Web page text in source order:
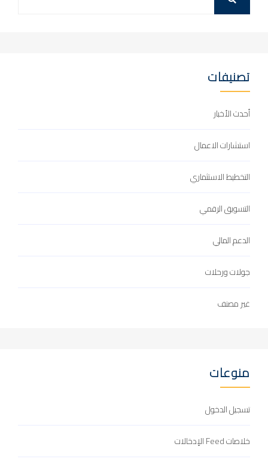
تصنيفات
أحدث الأخبار
استشارات الاعمال
التخطيط الاستثماري
التسويق الرقمي
الدعم المالي
جولات ورحلات
غير مصنف
منوعات
تسجيل الدخول
خلاصات Feed الإدخالات